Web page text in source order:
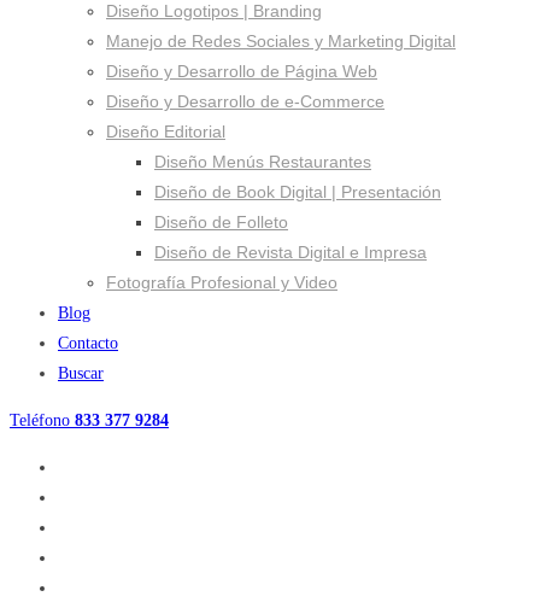
Diseño Logotipos | Branding
Manejo de Redes Sociales y Marketing Digital
Diseño y Desarrollo de Página Web
Diseño y Desarrollo de e-Commerce
Diseño Editorial
Diseño Menús Restaurantes
Diseño de Book Digital | Presentación
Diseño de Folleto
Diseño de Revista Digital e Impresa
Fotografía Profesional y Video
Blog
Contacto
Buscar
Teléfono 833 377 9284